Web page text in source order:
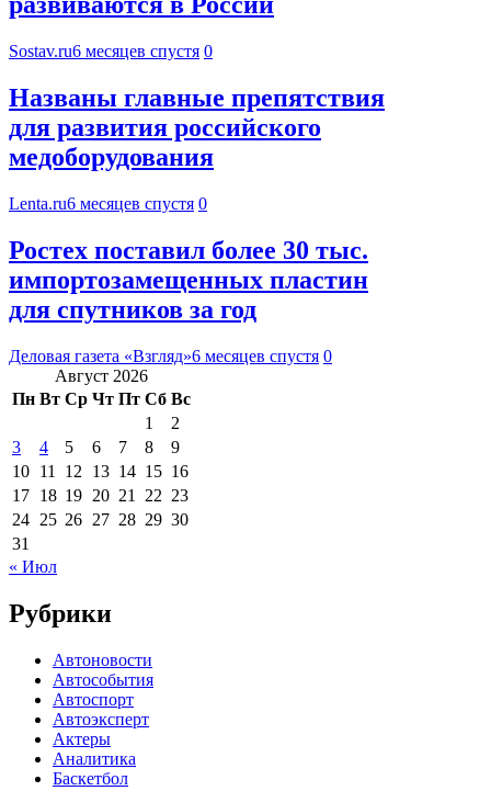
Sostav.ru6 месяцев спустя 0
Названы главные препятствия
для развития российского
медоборудования
Lenta.ru6 месяцев спустя 0
Ростех поставил более 30 тыс.
импортозамещенных пластин
для спутников за год
Деловая газета «Взгляд»6 месяцев спустя 0
Август 2026
Пн Вт Ср Чт Пт Сб Вс
1
2
3
4 5 6 7 8
9
10 11 12 13 14 15 16
17 18 19 20 21 22 23
24 25 26 27 28 29 30
31
« Июл
Рубрики
Автоновости
Автособытия
Автоспорт
Автоэксперт
Актеры
Аналитика
Баскетбол